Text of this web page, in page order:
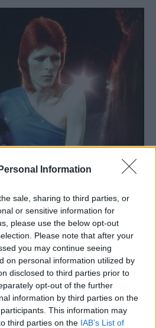
Information
sale, sharing to third parties, or
or sensitive information for
please use the below opt-out
Please note that after your
you may continue seeing
on personal information utilized by
disclosed to third parties prior to
opt-out of the further
information by third parties on the
This information may
third parties on the IAB’s List of